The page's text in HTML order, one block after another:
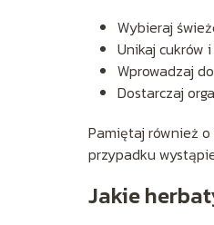
Wybieraj
Unikaj cukrów
Wprowadzaj
Dostarczaj
Pamiętaj również
przypadku
Jakie